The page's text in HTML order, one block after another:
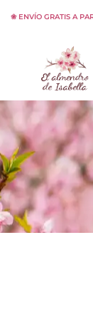
❀ ENVÍO GRATIS A